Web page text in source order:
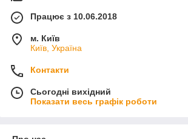
Працює з 10.06.2018
м. Київ
Київ, Україна
Контакти
Сьогодні вихідний
Показати весь графік роботи